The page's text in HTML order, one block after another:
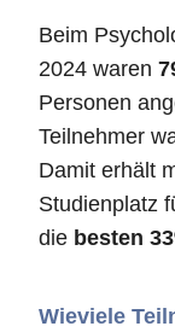
Beim
2024 waren
Personen
Teilnehmer
Damit erhält
Studienplatz
die besten
Wieviele